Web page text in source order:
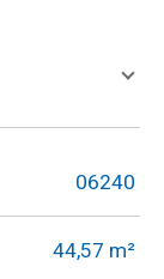
06240
44,57 m²